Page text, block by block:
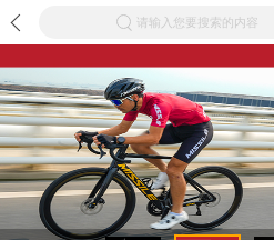
请输入您要搜索的内容